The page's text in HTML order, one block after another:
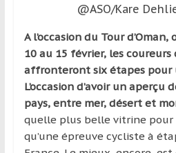
profitant
de
découverte
culturelle
d’un
pays
@ASO/Kare
A l’occasion du Tour d’Oman,
10 au 15 février, les coureurs
affronteront six étapes pour
L’occasion d’avoir un aperçu
pays, entre mer, désert et
quelle plus belle vitrine
qu’une épreuve cycliste à